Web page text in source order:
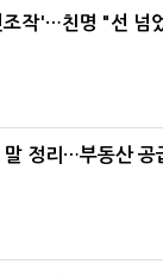
조작'…친명 "선 넘
정리…부동산 공